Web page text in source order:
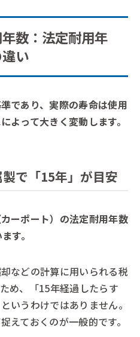
数：法定耐用年
い
であり、実際の寿命は使用
よって大きく変動します。
で「15年」が目安
ーポート）の法定耐用年数
す。
などの計算に用いられる税
め、「15年経過したらす
いうわけではありません。
えておくのが一般的です。